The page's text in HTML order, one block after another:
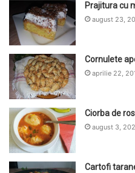
Prajitura cu
august 23,
Cornulete
aprilie 22,
Ciorba de
august 3,
Cartofi